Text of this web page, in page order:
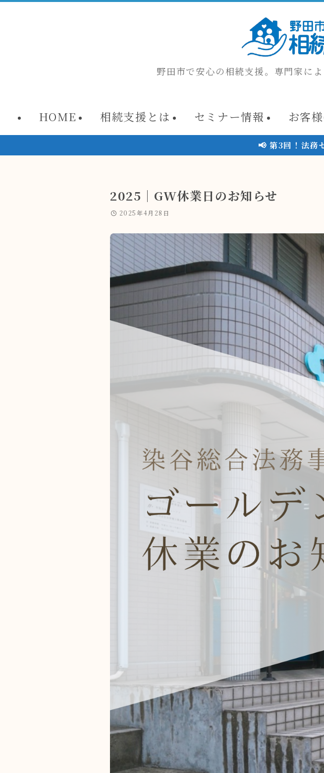
野田市で安心の相続支援。専門家に
HOME 相続支援とは セミナー情報 お客
📢 第3回！法務セミナー開催｜9/
2025｜GW休業日のお知らせ
2025年4月28日